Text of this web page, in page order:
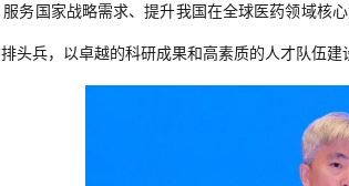
务国家战略需求、提升我国在全球医药领域
头兵，以卓越的科研成果和高素质的人才队伍建